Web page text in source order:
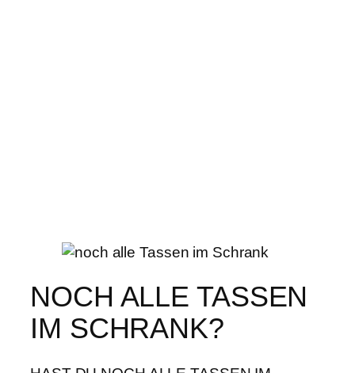
NOCH ALLE TASSEN
IM SCHRANK?